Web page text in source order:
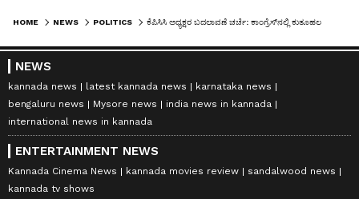
HOME NEWS POLITICS ಕೆಪಿಸಿಸಿ ಅಧ್ಯಕ್ಷರ ಬದಲಾವಣೆ ಚರ್ಚೆ: ಕಾಂಗ್ರೆಸ್‌ನಲ್ಲಿ ಕುತೂಹಲ
NEWS
kannada news latest kannada news
karnataka news
bengaluru news
Mysore news
india news in kannada
international news in kannada
ENTERTAINMENT NEWS
Kannada Cinema News kannada movies review
sandalwood news
kannada tv shows